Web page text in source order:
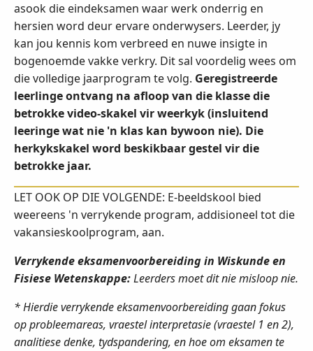
asook die eindeksamen waar werk onderrig en
hersien word deur ervare onderwysers. Leerder, jy
kan jou kennis kom verbreed en nuwe insigte in
bogenoemde vakke verkry. Dit sal voordelig wees om
die volledige jaarprogram te volg. Geregistreerde
leerlinge ontvang na afloop van die klasse die
betrokke video-skakel vir weerkyk (insluitend
leeringe wat nie 'n klas kan bywoon nie). Die
herkykskakel word beskikbaar gestel vir die
betrokke jaar.
LET OOK OP DIE VOLGENDE: E-beeldskool bied
weereens 'n verrykende program, addisioneel tot die
vakansieskoolprogram, aan.
Verrykende eksamenvoorbereiding in Wiskunde en
Fisiese Wetenskappe:Leerders moet dit nie misloop nie.
* Hierdie verrykende eksamenvoorbereiding gaan fokus
op probleemareas, vraestel interpretasie (vraestel 1 en 2),
analitiese denke, tydspandering, en hoe om eksamen te